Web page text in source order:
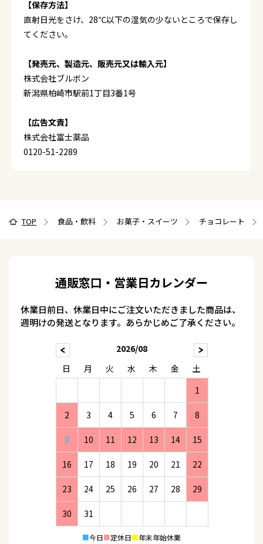
【保存方法】
直射日光をさけ、28℃以下の湿気の少ないところで保存し
てください。
【発売元、製造元、販売元又は輸入元】
株式会社ブルボン
新潟県柏崎市駅前1丁目3番1号
【広告文責】
株式会社富士薬品
0120-51-2289
TOP 食品・飲料 お菓子・スイーツ チョコレート
通販窓口・営業日カレンダー
休業日前日、休業日中にご注文いただきました商品は、
週明けの発送となります。あらかじめご了承ください。
2026/08
日
月 火 水 木 金
土
1
2 3 4 5 6 7 8
9 10 11 12 13 14 15
16 17 18 19 20 21 22
23 24 25 26 27 28 29
30 31
■今日■定休日■年末年始休業